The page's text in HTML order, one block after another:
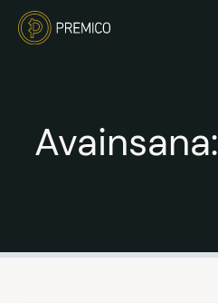
Avainsana: